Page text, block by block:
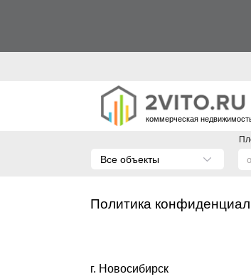
коммерческая
Все объекты
Политика
г. Новосибирск